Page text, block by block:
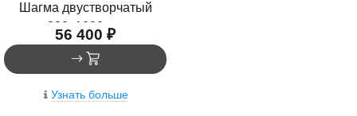
Шагма двустворчатый
800x1000 мм
56 400 ₽
Узнать больше